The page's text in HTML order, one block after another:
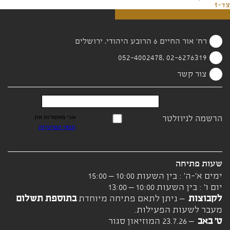
צד-1
רח' אור החיים 6 הרובע היהודי, ירושלים
02-6276319 ,052-4002478
צור קשר
הרשמה לניוזלטר
אני מאשר/ת את
תנאי הפרטיות
שעות פתיחה
ימים א'-ה' : בין השעות 10:00 – 15:00
יום ו' : בין השעות 10:00 – 13:00
לקבוצות – ניתן לתאם פתיחה מיוחדתבתוספת תשלום
מעבר לשעות הפעילות.
ט' באב– 23.7.26 המוזיאון סגור